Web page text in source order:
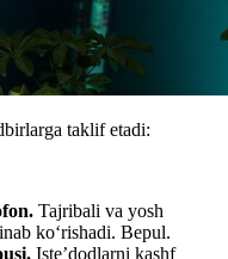
taklif etadi:
Tajribali va yosh
koʻrishadi. Bepul.
Iste’dodlarni kashf